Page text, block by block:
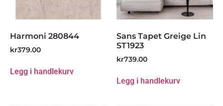
Harmoni 280844
kr379.00
Legg i handlekurv
Sans Tapet Greige Lin
ST1923
kr739.00
Legg i handlekurv